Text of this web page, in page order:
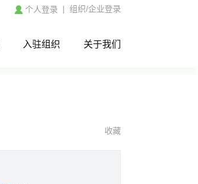
个人登录 | 组织/企业登录
入驻组织 关于我们
收藏